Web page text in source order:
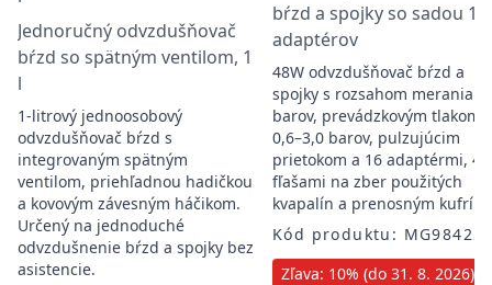
Jednoručný odvzdušňovač
bŕzd so spätným ventilom, 1
l
1-litrový jednoosobový
odvzdušňovač bŕzd s
integrovaným spätným
ventilom, priehľadnou hadičkou
a kovovým závesným háčikom.
Určený na jednoduché
odvzdušnenie bŕzd a spojky bez
asistencie.
bŕzd a spojky so sadou 16
adaptérov
48W odvzdušňovač bŕzd a
spojky s rozsahom merania
barov, prevádzkovým tlakom
0,6–3,0 barov, pulzujúcim
prietokom a 16 adaptérmi, 4
fľašami na zber použitých
kvapalín a prenosným
Kód produktu: MG98422
Zľava: 10% (do 31. 8. 2026)